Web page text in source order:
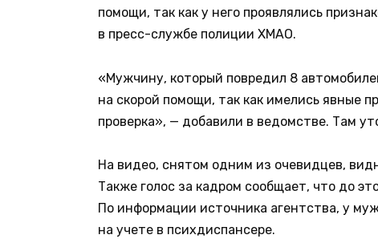
помощи, так как у него проявлялись
в пресс-службе полиции ХМАО.
«Мужчину, который повредил 8
на скорой помощи, так как имелись явные
проверка», — добавили в ведомстве. Там
На видео, снятом одним из очевидцев,
Также голос за кадром сообщает, что до
По информации источника агентства, у
на учете в психдиспансере.